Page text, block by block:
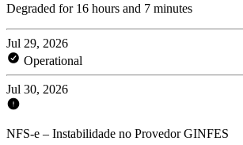
Degraded for 16 hours and 7 minutes
Jul 29, 2026
Operational
Jul 30, 2026
NFS-e – Instabilidade no Provedor GINFES